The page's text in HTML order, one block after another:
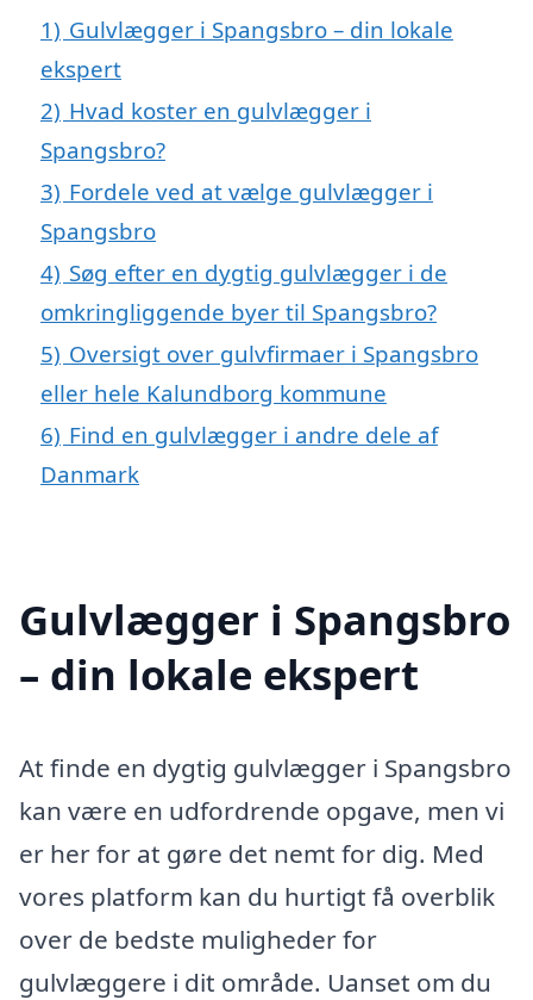
1) Gulvlægger i Spangsbro – din lokale
ekspert
2) Hvad koster en gulvlægger i
Spangsbro?
3) Fordele ved at vælge gulvlægger i
Spangsbro
4) Søg efter en dygtig gulvlægger i de
omkringliggende byer til Spangsbro?
5) Oversigt over gulvfirmaer i Spangsbro
eller hele Kalundborg kommune
6) Find en gulvlægger i andre dele af
Danmark
Gulvlægger i Spangsbro
– din lokale ekspert
At finde en dygtig gulvlægger i Spangsbro
kan være en udfordrende opgave, men vi
er her for at gøre det nemt for dig. Med
vores platform kan du hurtigt få overblik
over de bedste muligheder for
gulvlæggere i dit område. Uanset om du